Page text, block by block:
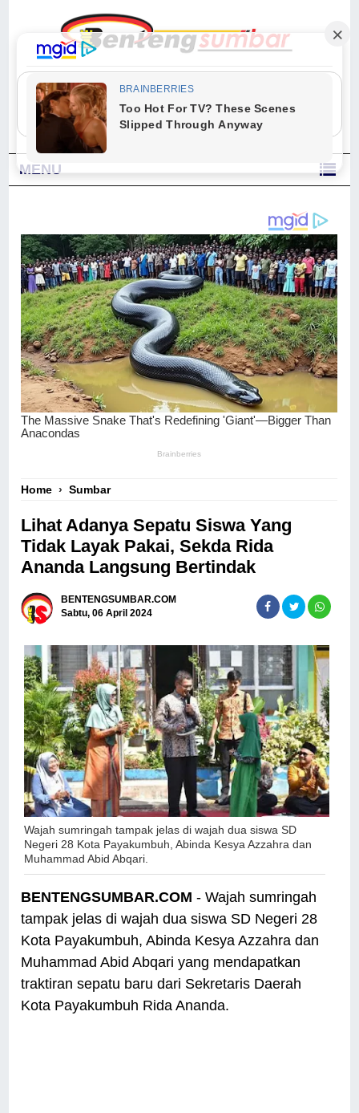
"Sesungguhnya Allah dan para malaikat-Nya berselawat untuk Nabi.
Wahai orang-orang yang beriman, berselawatlah kamu untuk Nabi dan
ucapkanlah salam dengan penuh penghormatan kepadanya." (Qs. Al
Ahzab Ayat 56)
MENU
Home ›Sumbar
Lihat Adanya Sepatu Siswa Yang
Tidak Layak Pakai, Sekda Rida
Ananda Langsung Bertindak
BENTENGSUMBAR.COM
Sabtu, 06 April 2024
Wajah sumringah tampak jelas di wajah dua siswa SD
Negeri 28 Kota Payakumbuh, Abinda Kesya Azzahra dan
Muhammad Abid Abqari.
BENTENGSUMBAR.COM - Wajah sumringah
tampak jelas di wajah dua siswa SD Negeri 28
Kota Payakumbuh, Abinda Kesya Azzahra dan
Muhammad Abid Abqari yang mendapatkan
traktiran sepatu baru dari Sekretaris Daerah
Kota Payakumbuh Rida Ananda.